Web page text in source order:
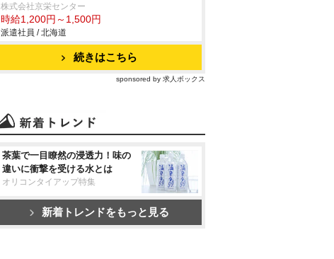
株式会社京栄センター
時給1,200円～1,500円
派遣社員 / 北海道
続きはこちら
sponsored by 求人ボックス
茶葉で一目瞭然の浸透力！味の
違いに衝撃を受ける水とは
オリコンタイアップ特集
新着トレンドをもっと見る